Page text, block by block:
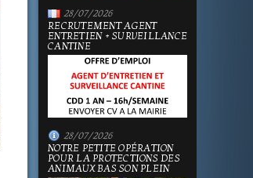
28/07/2026
RECRUTEMENT AGENT
ENTRETIEN + SURVEILLANCE
CANTINE
28/07/2026
NOTRE PETITE OPÉRATION
POUR LA PROTECTIONS DES
ANIMAUX BAS SON PLEIN